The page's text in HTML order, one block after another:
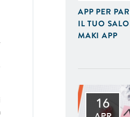
APP PER
IL TUO
MAKI APP
16
Custom per la Vendita On-
Siti Web Dinamici, Ottimizzati per